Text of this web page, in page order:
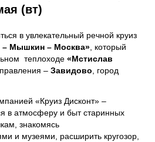
(вт)
в увлекательный речной круиз
– Мышкин – Москва» , который
теплоходе «Мстислав
– Завидово , город
«Круиз Дисконт» –
в атмосферу и быт старинных
знакомясь
и музеями, расширить кругозор,